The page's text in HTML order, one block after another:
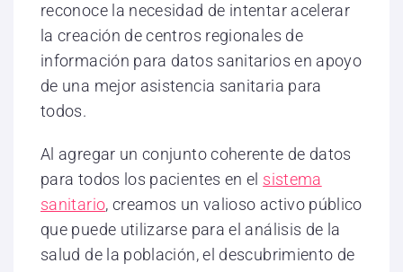
reconoce la necesidad de intentar acelerar
la creación de centros regionales de
información para datos sanitarios en apoyo
de una mejor asistencia sanitaria para
todos.
Al agregar un conjunto coherente de datos
para todos los pacientes en el sistema
sanitario, creamos un valioso activo público
que puede utilizarse para el análisis de la
salud de la población, el descubrimiento de